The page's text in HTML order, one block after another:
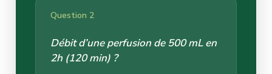
Question 2
Débit d’une perfusion de 500 mL en
2h (120 min) ?